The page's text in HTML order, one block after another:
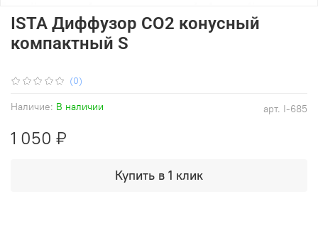
(0)
арт. I-685
Наличие: В наличии
ISTA Диффузор СО2 конусный
компактный S
1 050 ₽
Купить в 1 клик